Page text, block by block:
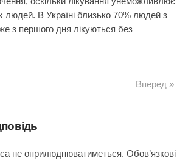
людей. В Україні близько 70% людей з
з першого дня лікуються без
Вперед »
не оприлюднюватиметься. Обов’язкові